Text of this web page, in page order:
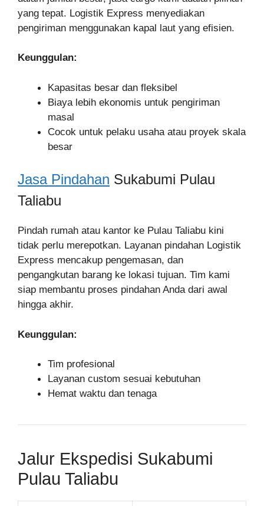
yang tepat. Logistik Express menyediakan
pengiriman menggunakan kapal laut yang efisien.
Keunggulan:
Kapasitas besar dan fleksibel
Biaya lebih ekonomis untuk pengiriman
masal
Cocok untuk pelaku usaha atau proyek skala
besar
Jasa Pindahan Sukabumi Pulau
Taliabu
Pindah rumah atau kantor ke Pulau Taliabu kini
tidak perlu merepotkan. Layanan pindahan Logistik
Express mencakup pengemasan, dan
pengangkutan barang ke lokasi tujuan. Tim kami
siap membantu proses pindahan Anda dari awal
hingga akhir.
Keunggulan:
Tim profesional
Layanan custom sesuai kebutuhan
Hemat waktu dan tenaga
Jalur Ekspedisi Sukabumi
Pulau Taliabu